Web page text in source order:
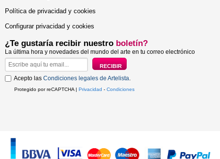
Política de privacidad y cookies
Configurar privacidad y cookies
¿Te gustaría recibir nuestro boletín?
La última hora y novedades del mundo del arte en tu correo electrónico
Acepto las Condiciones legales de Artelista.
Protegido por reCAPTCHA | Privacidad - Condiciones